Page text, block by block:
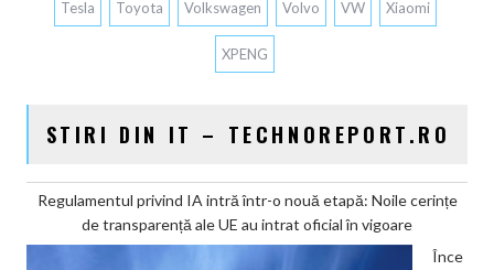
Tesla Toyota Volkswagen Volvo VW Xiaomi
XPENG
STIRI DIN IT – TECHNOREPORT.RO
Regulamentul privind IA intră într-o nouă etapă: Noile cerințe
de transparență ale UE au intrat oficial în vigoare
Înce